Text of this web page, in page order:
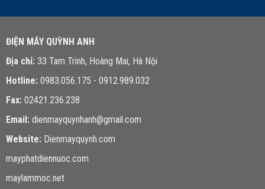
ĐIỆN MÁY QUỲNH ANH
Địa chỉ: 33 Tam Trinh, Hoàng Mai, Hà Nội
Hotline: 0983.056.175 - 0912.989.032
Fax: 02421.236.238
Email: dienmayquynhanh@gmail.com
Website: Dienmayquynh.com
mayphatdiennuoc.com
maylammoc.net